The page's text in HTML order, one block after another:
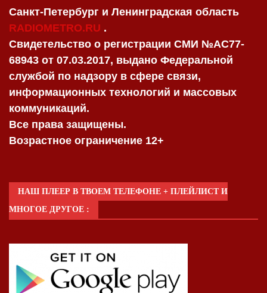
Санкт-Петербург и Ленинградская область
RADIOMETRO.RU .
Свидетельство о регистрации СМИ №AC77-
68943 от 07.03.2017, выдано Федеральной
службой по надзору в сфере связи,
информационных технологий и массовых
коммуникаций.
Все права защищены.
Возрастное ограничение 12+
НАШ ПЛЕЕР В ТВОЕМ ТЕЛЕФОНЕ + ПЛЕЙЛИСТ И
МНОГОЕ ДРУГОЕ :